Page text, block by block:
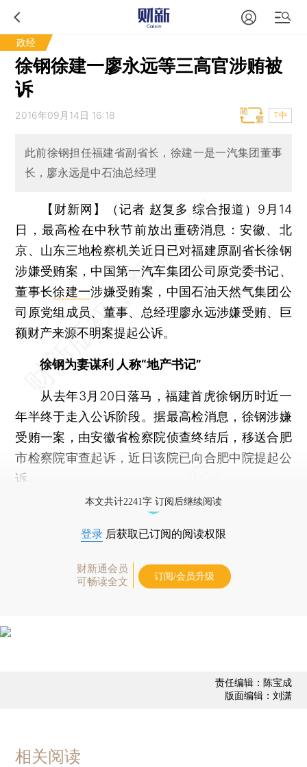
政经
徐钢徐建一廖永远等三高官涉贿被
诉
2016年09月14日 16:18 T中
此前徐钢担任福建省副省长，徐建一是一汽集团董事
长，廖永远是中石油总经理
【财新网】（记者 赵复多 综合报道） 9月14
日，最高检在中秋节前放出重磅消息：安徽、北
京、山东三地检察机关近日已对福建原副省长徐钢
涉嫌受贿案，中国第一汽车集团公司原党委书记、
董事长徐建一涉嫌受贿案，中国石油天然气集团公
司原党组成员、董事、总经理廖永远涉嫌受贿、巨
额财产来源不明案提起公诉。
徐钢为妻谋利 人称“地产书记”
从去年3月20日落马，福建首虎徐钢历时近一
年半终于走入公诉阶段。据最高检消息，徐钢涉嫌
受贿一案，由安徽省检察院侦查终结后，移送合肥
市检察院审查起诉，近日该院已向合肥中院提起公
诉。
本文共计2241字 订阅后继续阅读
登录 后获取已订阅的阅读权限
财新通会员
可畅读全文
订阅/会员升级
责任编辑：陈宝成
版面编辑：刘潇
相关阅读